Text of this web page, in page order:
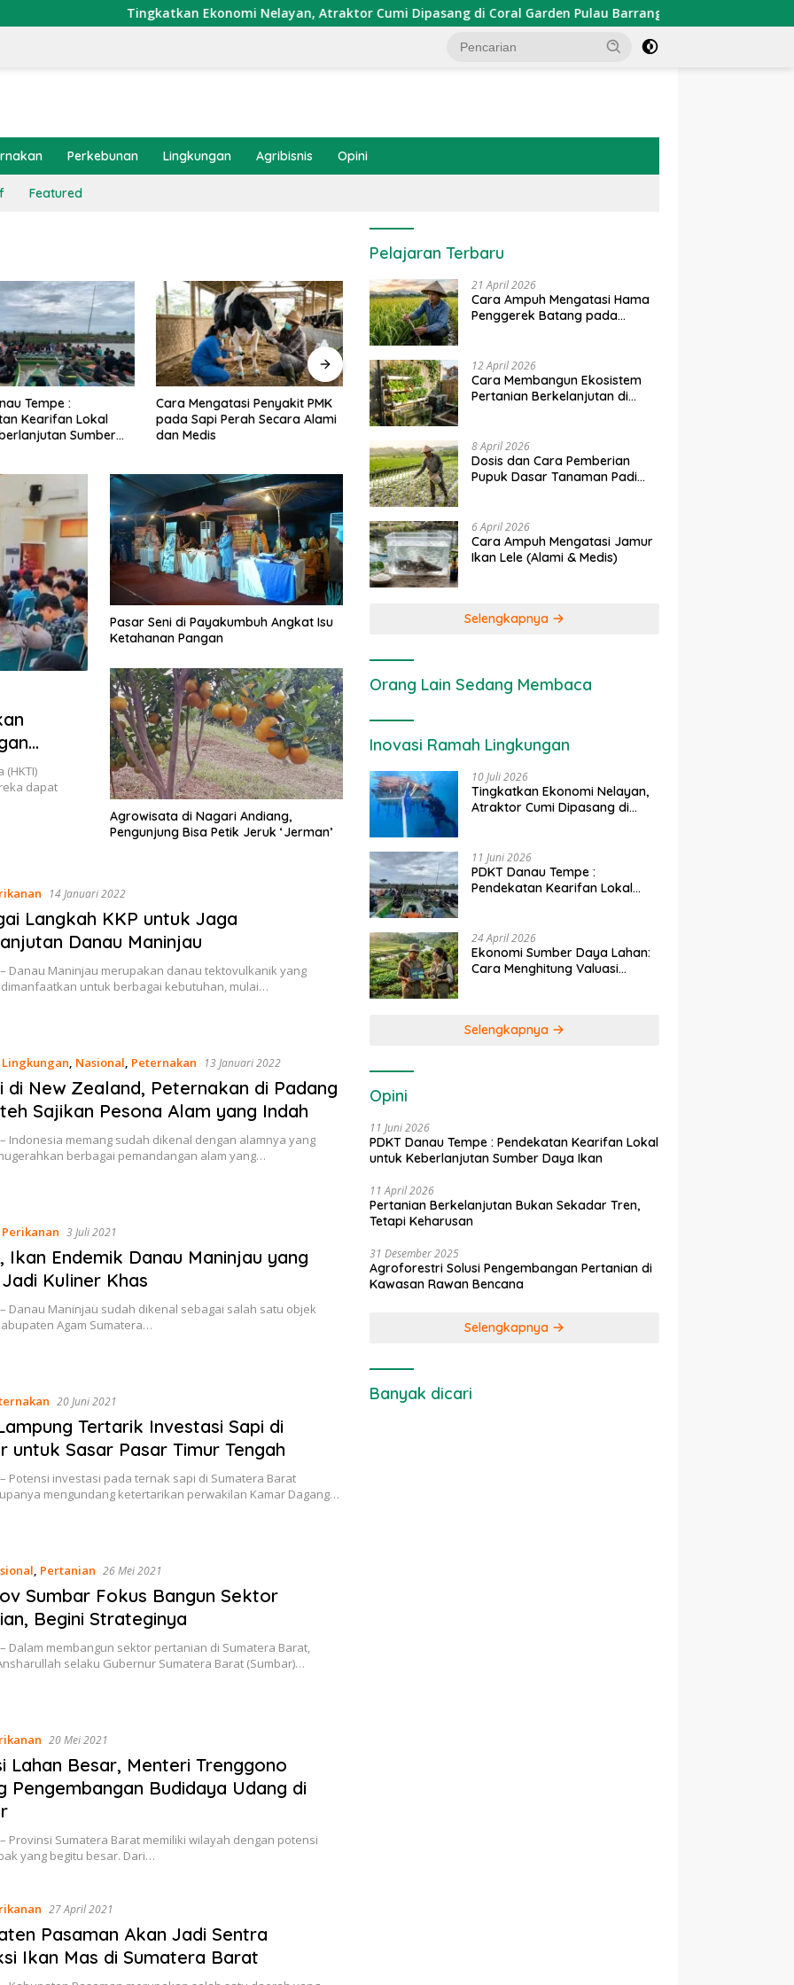
Tingkatkan Ekonomi Nelayan, Atraktor Cumi Dipasang di Coral Garden Pulau Barrang Caddi
Perkebunan Lingkungan Agribisnis Opini
Featured
Penyakit PMK
Perah Secara Alami
Dosis dan Cara Pemupukan
Tanaman Padi pada Fase
Vegetatif Aktif yang Tepat
Penerapan IoT dalam
Pertanian Modern di Indonesia
Ekonomi Sumber Daya Lahan:
dapat
Pasar Seni di Payakumbuh Angkat Isu
Ketahanan Pangan
Agrowisata di Nagari Andiang,
Pengunjung Bisa Petik Jeruk ‘Jerman’
14 Januari 2022
Langkah KKP untuk Jaga
Danau Maninjau
Danau Maninjau merupakan danau tektovulkanik yang
untuk berbagai kebutuhan, mulai…
Lingkungan, Nasional, Peternakan 13 Januari 2022
di New Zealand, Peternakan di Padang
Sajikan Pesona Alam yang Indah
Indonesia memang sudah dikenal dengan alamnya yang
berbagai pemandangan alam yang…
Perikanan 3 Juli 2021
Ikan Endemik Danau Maninjau yang
Kuliner Khas
Danau Maninjau sudah dikenal sebagai salah satu objek
Agam Sumatera…
20 Juni 2021
Tertarik Investasi Sapi di
untuk Sasar Pasar Timur Tengah
Potensi investasi pada ternak sapi di Sumatera Barat
mengundang ketertarikan perwakilan Kamar Dagang…
, Pertanian 26 Mei 2021
Sumbar Fokus Bangun Sektor
Begini Strateginya
Dalam membangun sektor pertanian di Sumatera Barat,
selaku Gubernur Sumatera Barat (Sumbar)…
20 Mei 2021
Lahan Besar, Menteri Trenggono
Pengembangan Budidaya Udang di
Provinsi Sumatera Barat memiliki wilayah dengan potensi
yang begitu besar. Dari…
27 April 2021
Pasaman Akan Jadi Sentra
Ikan Mas di Sumatera Barat
Pelajaran Terbaru
21 April 2026
Cara Ampuh Mengatasi Hama
Penggerek Batang pada
12 April 2026
Cara Membangun Ekosistem
Pertanian Berkelanjutan di
8 April 2026
Dosis dan Cara Pemberian
Pupuk Dasar Tanaman Padi
6 April 2026
Cara Ampuh Mengatasi Jamur
Ikan Lele (Alami & Medis)
Selengkapnya
Orang Lain Sedang Membaca
Inovasi Ramah Lingkungan
10 Juli 2026
Tingkatkan Ekonomi Nelayan,
Atraktor Cumi Dipasang di
11 Juni 2026
PDKT Danau Tempe :
Pendekatan Kearifan Lokal
24 April 2026
Ekonomi Sumber Daya Lahan:
Cara Menghitung Valuasi
Selengkapnya
Opini
11 Juni 2026
PDKT Danau Tempe : Pendekatan Kearifan Lokal
untuk Keberlanjutan Sumber Daya Ikan
11 April 2026
Pertanian Berkelanjutan Bukan Sekadar Tren,
Tetapi Keharusan
31 Desember 2025
Agroforestri Solusi Pengembangan Pertanian di
Kawasan Rawan Bencana
Selengkapnya
Banyak dicari